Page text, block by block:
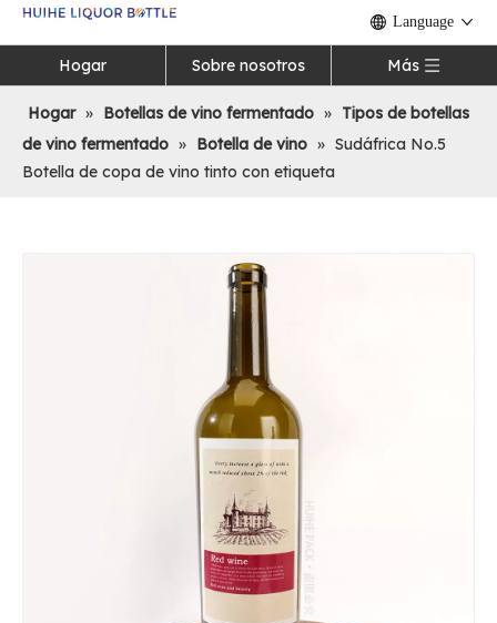
Language
Hogar Sobre nosotros Más
Hogar » Botellas de vino fermentado » Tipos de botellas
de vino fermentado » Botella de vino » Sudáfrica No.5
Botella de copa de vino tinto con etiqueta